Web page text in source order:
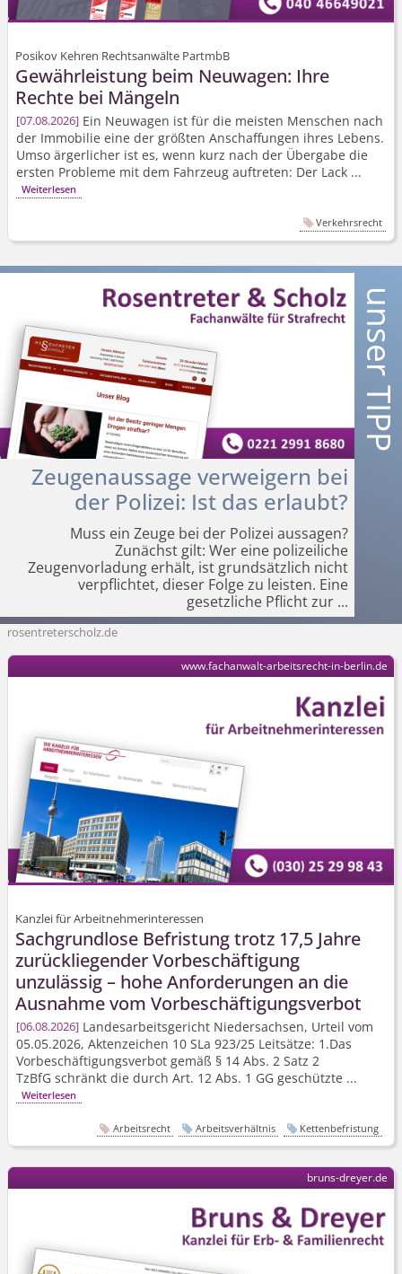
Posikov Kehren Rechtsanwälte PartmbB
Gewährleistung beim Neuwagen: Ihre
Rechte bei Mängeln
07.08.2026 Ein Neuwagen ist für die meisten Menschen nach
der Immobilie eine der größten Anschaffungen ihres Lebens.
Umso ärgerlicher ist es, wenn kurz nach der Übergabe die
ersten Probleme mit dem Fahrzeug auftreten: Der Lack ...
Weiterlesen
Verkehrsrecht
Zeugenaussage verweigern bei
der Polizei: Ist das erlaubt?
Muss ein Zeuge bei der Polizei aussagen?
Zunächst gilt: Wer eine polizeiliche
Zeugenvorladung erhält, ist grundsätzlich nicht
verpflichtet, dieser Folge zu leisten. Eine
gesetzliche Pflicht zur ...
rosentreterscholz.de
Kanzlei für Arbeitnehmerinteressen
Sachgrundlose Befristung trotz 17,5 Jahre
zurückliegender Vorbeschäftigung
unzulässig – hohe Anforderungen an die
Ausnahme vom Vorbeschäf­tigungsverbot
06.08.2026 Landesarbeits­gericht Niedersachsen, Urteil vom
05.05.2026, Aktenzeichen 10 SLa 923/25 Leitsätze: 1.Das
Vorbeschäf­tigungsverbot gemäß § 14 Abs. 2 Satz 2
TzBfG schränkt die durch Art. 12 Abs. 1 GG geschützte ...
Weiterlesen
www.fachanwalt-arbeitsrecht-in-berlin.de
Arbeitsrecht Arbeitsverhältnis Kettenbefristung
bruns-dreyer.de